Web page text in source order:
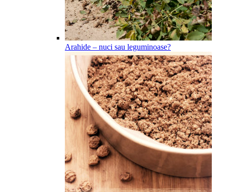
Arahide – nuci sau leguminoase?